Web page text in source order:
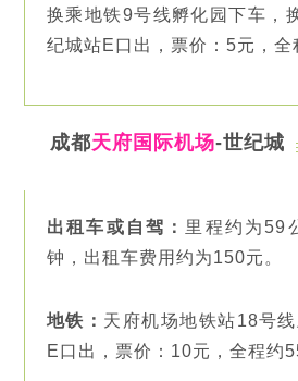
换乘地铁9号线孵化园下车，
纪城站E口出，票价：5元，全
成都天府国际机场-世纪城
出租车或自驾： 里程约为59
钟，出租车费用约为150元。
地铁： 天府机场地铁站18号
E口出，票价：10元，全程约